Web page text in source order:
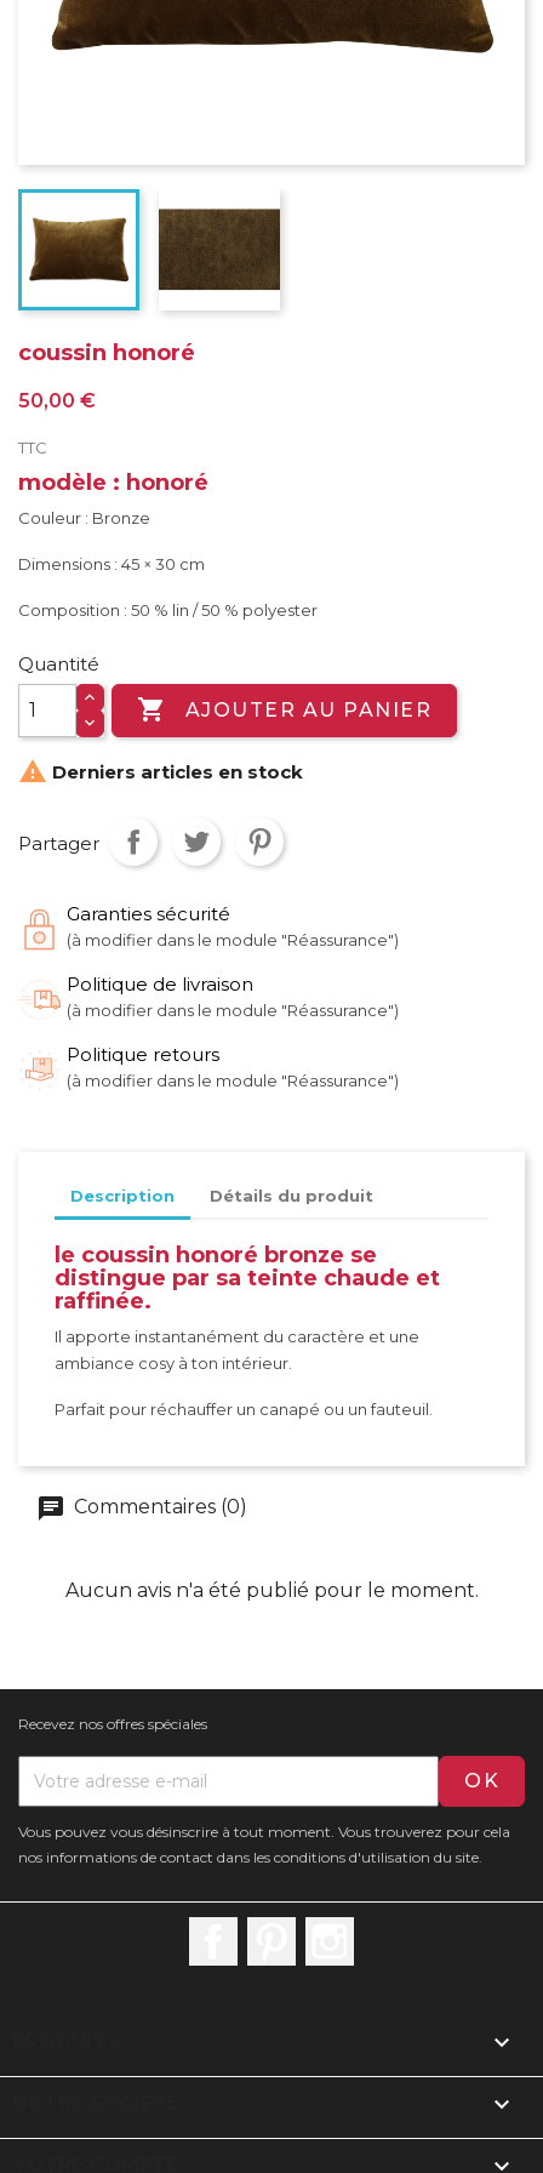
coussin honoré
50,00 €
TTC
modèle : honoré
Couleur : Bronze
Dimensions : 45 × 30 cm
Composition : 50 % lin / 50 % polyester
Quantité
 AJOUTER AU PANIER
 Derniers articles en stock
Partager
Garanties sécurité
(à modifier dans le module "Réassurance")
Politique de livraison
(à modifier dans le module "Réassurance")
Politique retours
(à modifier dans le module "Réassurance")
Description Détails du produit
le coussin honoré bronze se
distingue par sa teinte chaude et
raffinée.
Il apporte instantanément du caractère et une
ambiance cosy à ton intérieur.
Parfait pour réchauffer un canapé ou un fauteuil.
Commentaires (0)
Aucun avis n'a été publié pour le moment.
Recevez nos offres spéciales
Vous pouvez vous désinscrire à tout moment. Vous trouverez pour cela
nos informations de contact dans les conditions d'utilisation du site.


